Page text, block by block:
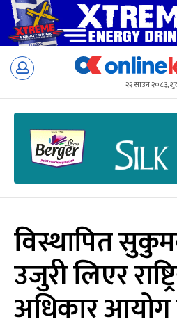
Skip
२२ साउन २०८३,
विस्थापित
उजुरी लिएर
अधिकार